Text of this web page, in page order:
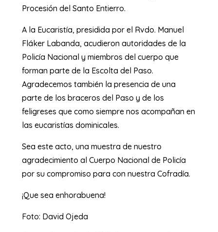
Procesión del Santo Entierro.
A la Eucaristía, presidida por el Rvdo. Manuel
Fláker Labanda, acudieron autoridades de la
Policía Nacional y miembros del cuerpo que
forman parte de la Escolta del Paso.
Agradecemos también la presencia de una
parte de los braceros del Paso y de los
feligreses que como siempre nos acompañan en
las eucaristías dominicales.
Sea este acto, una muestra de nuestro
agradecimiento al Cuerpo Nacional de Policía
por su compromiso para con nuestra Cofradía.
¡Que sea enhorabuena!
Foto: David Ojeda